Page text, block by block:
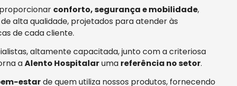
conforto, segurança e mobilidade,
alta qualidade, projetados para atender às
de cada cliente.
altamente capacitada, junto com a criteriosa
aAlento Hospitalaruma referência no setor.
estarde quem utiliza nossos produtos, fornecendo